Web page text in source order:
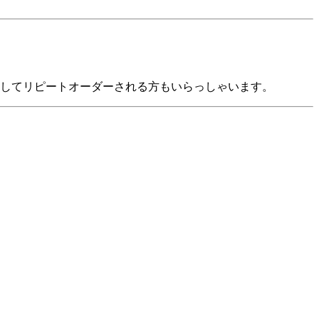
リピートオーダーされる方もいらっしゃいます。